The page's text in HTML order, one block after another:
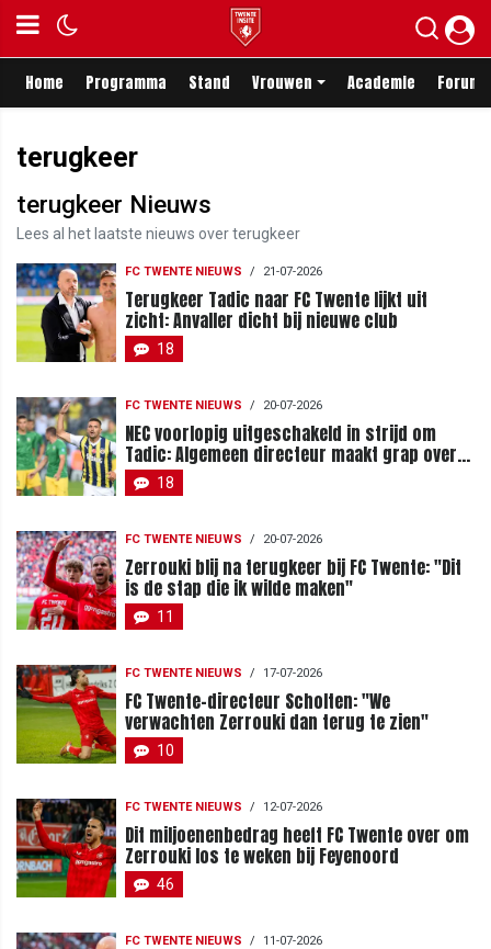
Home Programma Stand Vrouwen Academie Forum
terugkeer
terugkeer Nieuws
Lees al het laatste nieuws over terugkeer
FC TWENTE NIEUWS / 21-07-2026
Terugkeer Tadic naar FC Twente lijkt uit
zicht: Anvaller dicht bij nieuwe club
18
FC TWENTE NIEUWS / 20-07-2026
NEC voorlopig uitgeschakeld in strijd om
Tadic: Algemeen directeur maakt grap over
komst tijdens loting
18
FC TWENTE NIEUWS / 20-07-2026
Zerrouki blij na terugkeer bij FC Twente: "Dit
is de stap die ik wilde maken"
11
FC TWENTE NIEUWS / 17-07-2026
FC Twente-directeur Scholten: "We
verwachten Zerrouki dan terug te zien"
10
FC TWENTE NIEUWS / 12-07-2026
Dit miljoenenbedrag heeft FC Twente over om
Zerrouki los te weken bij Feyenoord
46
FC TWENTE NIEUWS / 11-07-2026